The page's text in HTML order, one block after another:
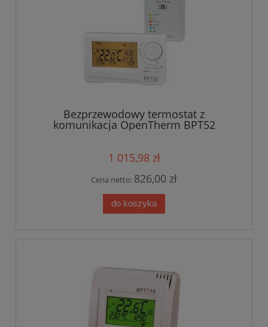
Bezprzewodowy termostat z
komunikacja OpenTherm BPT52
1 015,98 zł
Cena netto: 826,00 zł
do koszyka